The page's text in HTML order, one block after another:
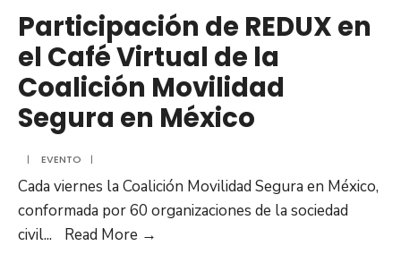
sobre
factores
de
riesgo.
Capítulo
I:
Participación de REDUX en
el Café Virtual de la
Coalición Movilidad
Segura en México
| EVENTO |
Cada viernes la Coalición Movilidad Segura en México,
conformada por 60 organizaciones de la sociedad
civil... Read More →